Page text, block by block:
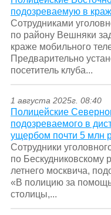
подозреваемую в
Сотрудниками
по району Вешняки
краже мобильного
Предварительно
посетитель клуба...
1 августа 2025г. 08:40
Полицейские
подозреваемого в
ущербом почти 5 млн
Сотрудники
по Бескудниковскому
летнего москвича,
«В полицию за
столицы,...